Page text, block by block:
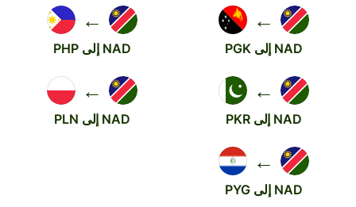
←
NAD إلى PGK
←
NAD إلى PHP
←
NAD إلى PKR
←
NAD إلى PLN
←
NAD إلى PYG